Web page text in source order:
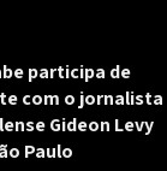
participa de
com o jornalista
Gideon Levy
Paulo